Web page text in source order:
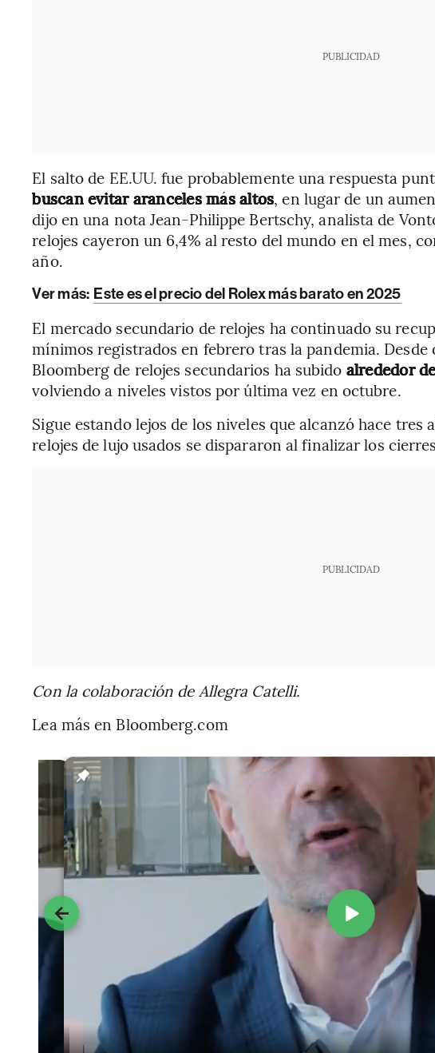
PUBLICIDAD
El salto de EE.UU. fue probablemente una respuesta
buscan evitar aranceles más altos, en lugar de un
dijo en una nota Jean-Philippe Bertschy, analista de
relojes cayeron un 6,4% al resto del mundo en el mes,
año.
Ver más: Este es el precio del Rolex más barato en 2025
El mercado secundario de relojes ha continuado su
mínimos registrados en febrero tras la pandemia. Desde
Bloomberg de relojes secundarios ha subido alrededor
volviendo a niveles vistos por última vez en octubre.
Sigue estando lejos de los niveles que alcanzó hace tres
relojes de lujo usados se dispararon al finalizar los
PUBLICIDAD
Con la colaboración de Allegra Catelli.
Lea más en Bloomberg.com